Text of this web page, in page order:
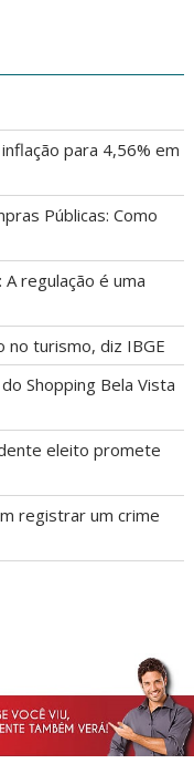
para 4,56% em
Públicas: Como
regulação é uma
no turismo, diz IBGE
Shopping Bela Vista
eleito promete
registrar um crime